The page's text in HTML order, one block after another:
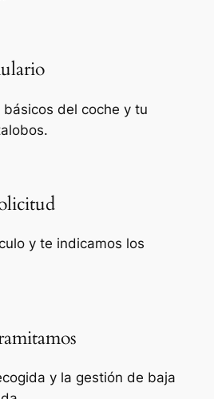
del coche y tu
y te indicamos los
y la gestión de baja